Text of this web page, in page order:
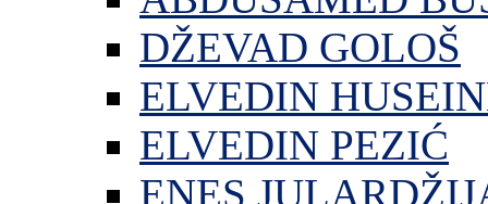
DŽEVAD GOLOŠ
ELVEDIN
ELVEDIN PEZIĆ
ENES